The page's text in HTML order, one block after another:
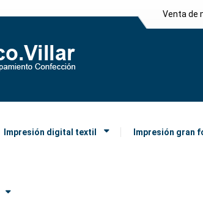
Venta de
Impresión digital textil Impresión gran